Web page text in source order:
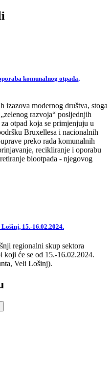
komunalnog otpada,
izazova modernog društva, stoga
razvoja“ posljednjih
otpad koja se primjenjuju u
Bruxellesa i nacionalnih
preko rada komunalnih
recikliranje i oporabu
biootpada - njegovog
15.-16.02.2024.
regionalni skup sektora
koji će se od 15.-16.02.2024.
Veli Lošinj).